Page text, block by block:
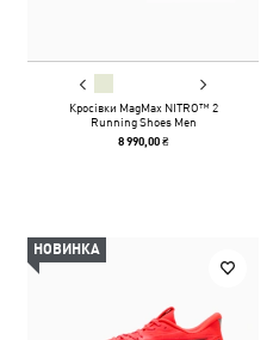
Кросівки MagMax NITRO™ 2
Running Shoes Men
8 990,00 ₴
НОВИНКА